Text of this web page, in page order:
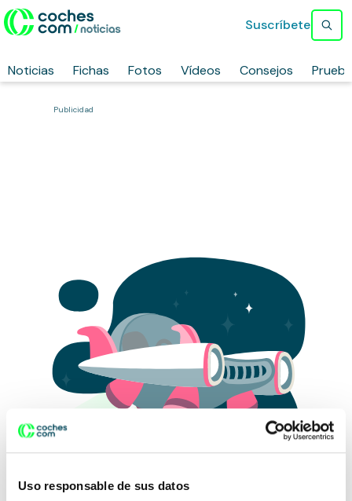
Uso responsable de sus datos
Noticias Fichas Fotos Vídeos Consejos
Suscríbete
Publicidad